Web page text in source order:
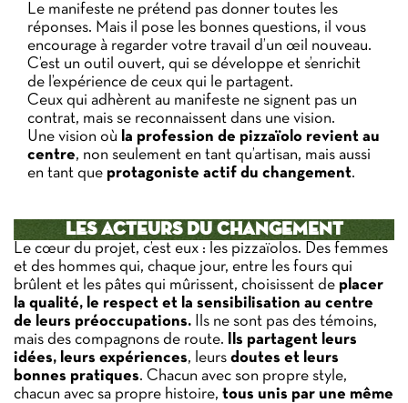
Le manifeste ne prétend pas donner toutes les
réponses. Mais il pose les bonnes questions, il vous
encourage à regarder votre travail d’un œil nouveau.
C’est un outil ouvert, qui se développe et s’enrichit
de l’expérience de ceux qui le partagent.
Ceux qui adhèrent au manifeste ne signent pas un
contrat, mais se reconnaissent dans une vision.
Une vision où la profession de pizzaïolo revient au
centre, non seulement en tant qu’artisan, mais aussi
en tant que protagoniste actif du changement.
LES ACTEURS DU CHANGEMENT
Le cœur du projet, c’est eux : les pizzaïolos. Des femmes
et des hommes qui, chaque jour, entre les fours qui
brûlent et les pâtes qui mûrissent, choisissent de placer
la qualité, le respect et la sensibilisation au centre
de leurs préoccupations. Ils ne sont pas des témoins,
mais des compagnons de route.
Ils partagent leurs
idées, leurs expériences, leurs doutes et leurs
bonnes pratiques. Chacun avec son propre style,
chacun avec sa propre histoire, tous unis par une même